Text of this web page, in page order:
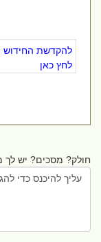
להקדשת החידוש
לחץ כאן
חולק? מסכים? יש לך